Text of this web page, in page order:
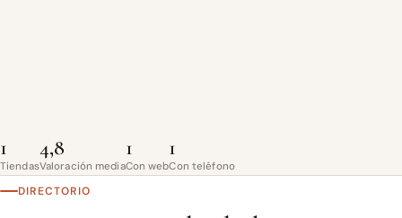
1
Tiendas
4,8
Valoración media
1
Con web
1
Con teléfono
DIRECTORIO